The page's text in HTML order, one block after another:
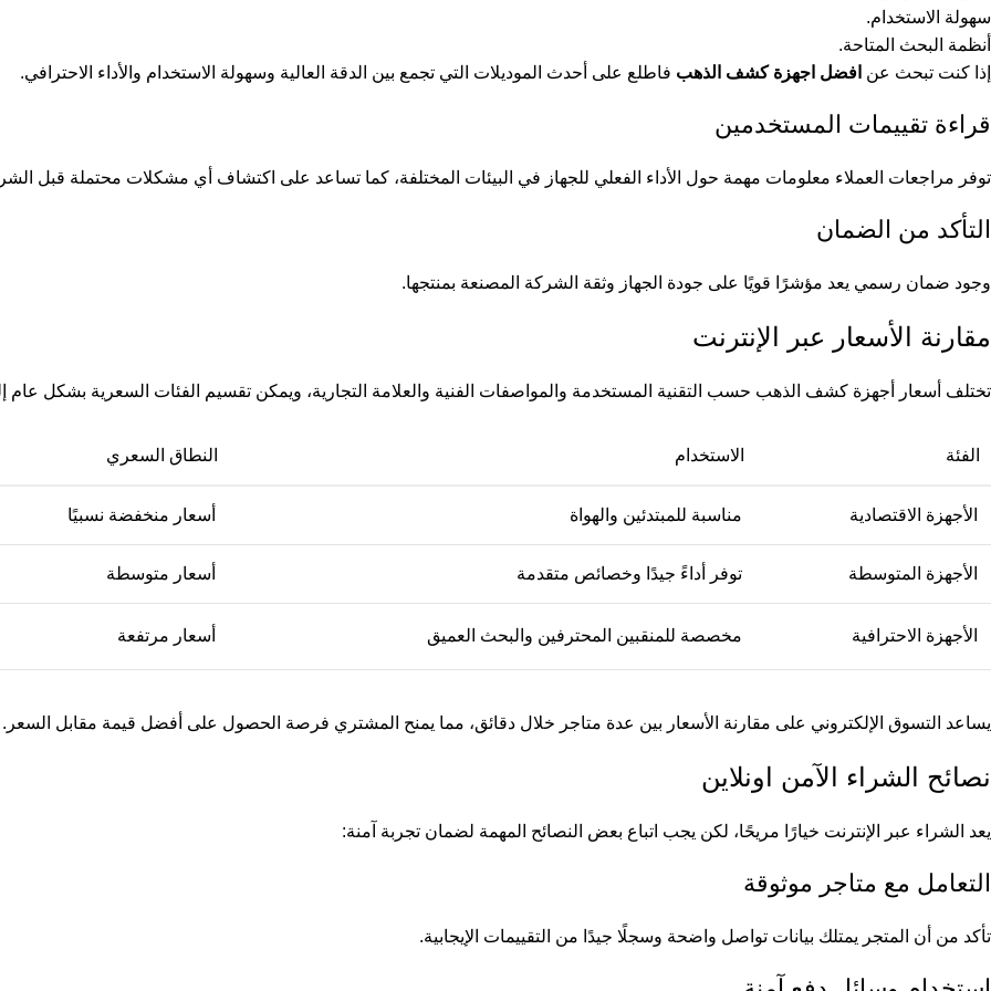
سهولة الاستخدام.
أنظمة البحث المتاحة.
إذا كنت تبحث عن افضل اجهزة كشف الذهب فاطلع على أحدث الموديلات التي تجمع بين الدقة العالية وسهولة الاستخدام والأداء الاحترافي.
قراءة تقييمات المستخدمين
توفر مراجعات العملاء معلومات مهمة حول الأداء الفعلي للجهاز في البيئات المختلفة، كما تساعد على اكتشاف أي مشكلات محتملة قبل
التأكد من الضمان
وجود ضمان رسمي يعد مؤشرًا قويًا على جودة الجهاز وثقة الشركة المصنعة بمنتجها.
مقارنة الأسعار عبر الإنترنت
تختلف أسعار أجهزة كشف الذهب حسب التقنية المستخدمة والمواصفات الفنية والعلامة التجارية، ويمكن تقسيم الفئات السعرية بشكل عام
الفئة الاستخدام النطاق السعري
الأجهزة الاقتصادية مناسبة للمبتدئين والهواة أسعار منخفضة نسبيًا
الأجهزة المتوسطة توفر أداءً جيدًا وخصائص متقدمة أسعار متوسطة
الأجهزة الاحترافية مخصصة للمنقبين المحترفين والبحث العميق أسعار مرتفعة
يساعد التسوق الإلكتروني على مقارنة الأسعار بين عدة متاجر خلال دقائق، مما يمنح المشتري فرصة الحصول على أفضل قيمة مقابل السعر.
نصائح الشراء الآمن اونلاين
يعد الشراء عبر الإنترنت خيارًا مريحًا، لكن يجب اتباع بعض النصائح المهمة لضمان تجربة آمنة:
التعامل مع متاجر موثوقة
تأكد من أن المتجر يمتلك بيانات تواصل واضحة وسجلًا جيدًا من التقييمات الإيجابية.